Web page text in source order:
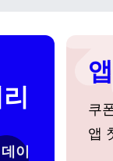
이
쿠
앱